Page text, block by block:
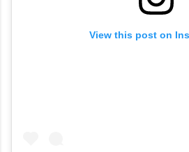
View this post on